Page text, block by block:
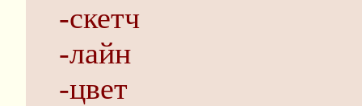
-скетч
-лайн
-цвет